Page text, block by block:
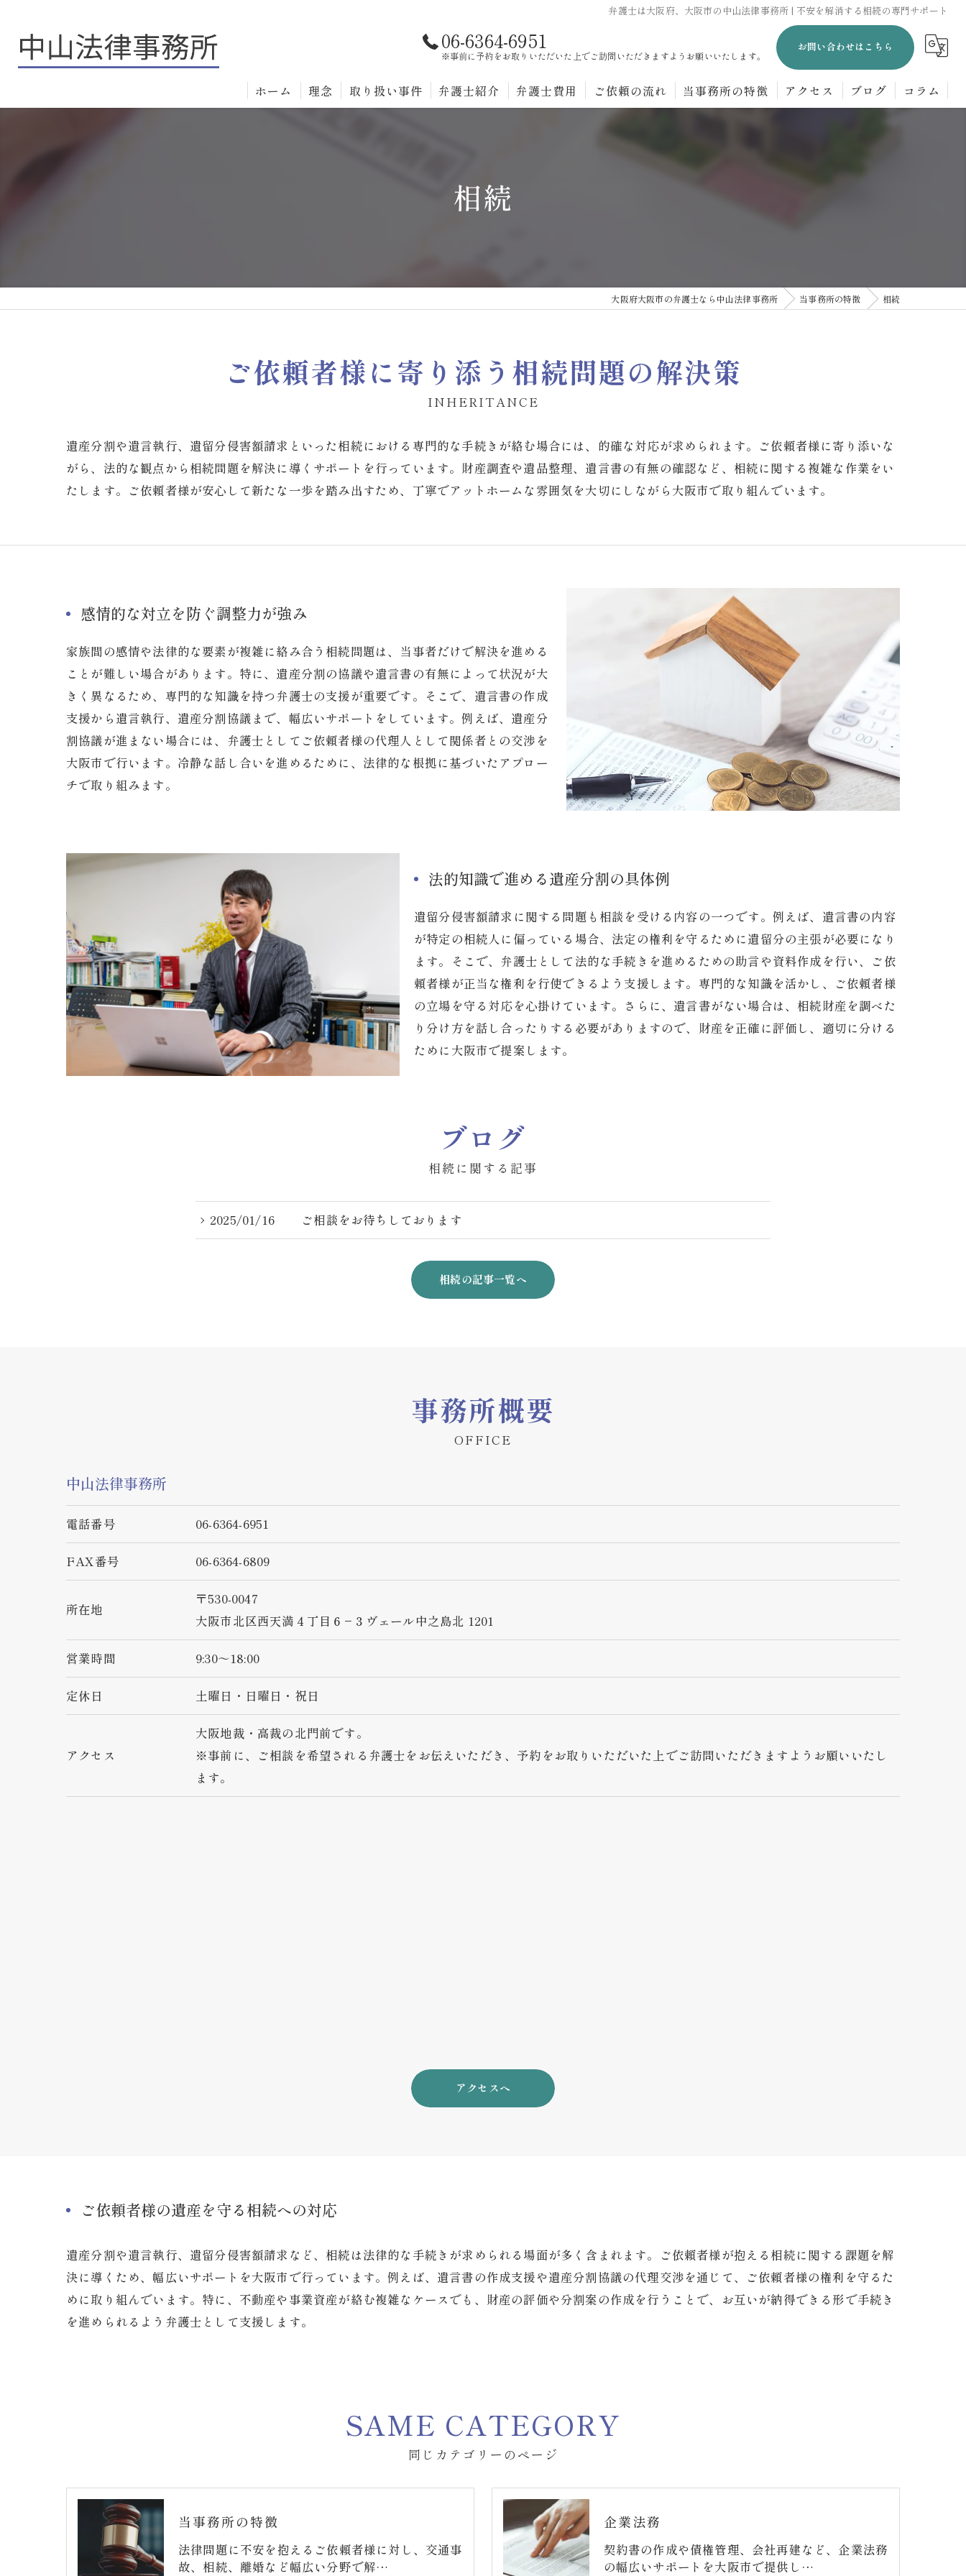
弁護士は大阪府、大阪市の中山法律事務所 | 不安を解消する相続の専門サポート
06-6364-6951
※事前に予約をお取りいただいた上でご訪問いただきますようお願いいたします。
お問い合わせはこちら
ホーム 理念 取り扱い事件 弁護士紹介 弁護士費用 ご依頼の流れ 当事務所の特徴 アクセス ブログ コラム
相続
大阪府大阪市の弁護士なら中山法律事務所 当事務所の特徴 相続
ご依頼者様に寄り添う 相続問題の解決策
INHERITANCE
遺産分割や遺言執行、遺留分侵害額請求といった相続における専門的な手続きが絡む場合には、的確な対応が求められます。ご依頼者様に寄り添いな
がら、法的な観点から相続問題を解決に導くサポートを行っています。財産調査や遺品整理、遺言書の有無の確認など、相続に関する複雑な作業をい
たします。ご依頼者様が安心して新たな一歩を踏み出すため、丁寧でアットホームな雰囲気を大切にしながら大阪市で取り組んでいます。
感情的な対立を防ぐ調整力が強み
家族間の感情や法律的な要素が複雑に絡み合う相続問題は、当事者だけで解決を進める
ことが難しい場合があります。特に、遺産分割の協議や遺言書の有無によって状況が大
きく異なるため、専門的な知識を持つ弁護士の支援が重要です。そこで、遺言書の作成
支援から遺言執行、遺産分割協議まで、幅広いサポートをしています。例えば、遺産分
割協議が進まない場合には、弁護士としてご依頼者様の代理人として関係者との交渉を
大阪市で行います。冷静な話し合いを進めるために、法律的な根拠に基づいたアプロー
チで取り組みます。
法的知識で進める遺産分割の具体例
遺留分侵害額請求に関する問題も相談を受ける内容の一つです。例えば、遺言書の内容
が特定の相続人に偏っている場合、法定の権利を守るために遺留分の主張が必要になり
ます。そこで、弁護士として法的な手続きを進めるための助言や資料作成を行い、ご依
頼者様が正当な権利を行使できるよう支援します。専門的な知識を活かし、ご依頼者様
の立場を守る対応を心掛けています。さらに、遺言書がない場合は、相続財産を調べた
り分け方を話し合ったりする必要がありますので、財産を正確に評価し、適切に分ける
ために大阪市で提案します。
ブログ
相続に関する記事
2025/01/16 ご相談をお待ちしております
相続の記事一覧へ
事務所概要
OFFICE
中山法律事務所
電話番号 06-6364-6951
FAX番号 06-6364-6809
所在地
〒530-0047
大阪市北区西天満４丁目６−３ヴェール中之島北 1201
営業時間 9:30～18:00
定休日 土曜日・日曜日・祝日
アクセス
大阪地裁・高裁の北門前です。
※事前に、ご相談を希望される弁護士をお伝えいただき、予約をお取りいただいた上でご訪問いただきますようお願いいたし
ます。
アクセスへ
ご依頼者様の遺産を守る相続への対応
遺産分割や遺言執行、遺留分侵害額請求など、相続は法律的な手続きが求められる場面が多く含まれます。ご依頼者様が抱える相続に関する課題を解
決に導くため、幅広いサポートを大阪市で行っています。例えば、遺言書の作成支援や遺産分割協議の代理交渉を通じて、ご依頼者様の権利を守るた
めに取り組んでいます。特に、不動産や事業資産が絡む複雑なケースでも、財産の評価や分割案の作成を行うことで、お互いが納得できる形で手続き
を進められるよう弁護士として支援します。
同じカテゴリーのページ
SAME CATEGORY
当事務所の特徴
法律問題に不安を抱えるご依頼者様に対し、交通事
故、相続、離婚など幅広い分野で解…
企業法務
契約書の作成や債権管理、会社再建など、企業法務
の幅広いサポートを大阪市で提供し…